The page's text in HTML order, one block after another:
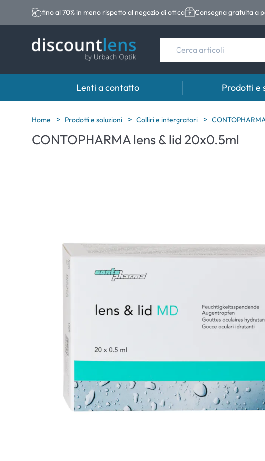
fino al 70% in meno rispetto al negozio di ottica Consegna gratuita a
Lenti a contatto
Marche
Acuvue
Biofinity
PureVision
Air Optix
Proclear
Categoria
Lenti sferiche
Prodotti e
Marche
Eversee
Futuro
% SALDI %
Home Prodotti e soluzioni Colliri e intergratori
CONTOPHARMA lens & lid 20x0.5ml